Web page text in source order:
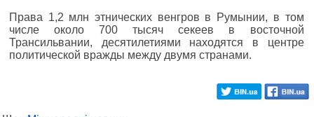
Права 1,2 млн этнических венгров в Румынии, в том
числе около 700 тысяч секеев в восточной
Трансильвании, десятилетиями находятся в центре
политической вражды между двумя странами.